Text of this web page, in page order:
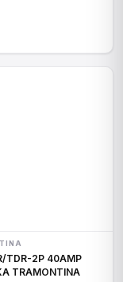
TRAMONTINA